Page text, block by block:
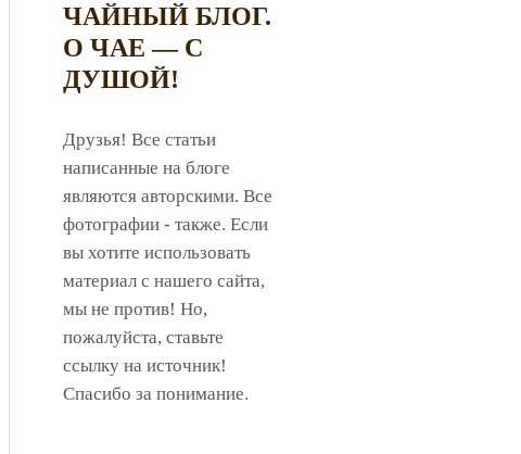
ЧАЙНЫЙ БЛОГ.
О ЧАЕ — С
ДУШОЙ!
Друзья! Все статьи
написанные на блоге
являются авторскими. Все
фотографии - также. Если
вы хотите использовать
материал с нашего сайта,
мы не против! Но,
пожалуйста, ставьте
ссылку на источник!
Спасибо за понимание.